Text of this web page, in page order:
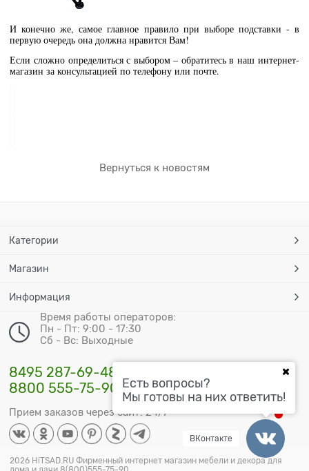
И конечно же, самое главное правило при выборе подставки - в
первую очередь она должна нравится Вам!
Если сложно определиться с выбором – обратитесь в наш интернет-
магазин за консультацией по телефону или почте.
Вернуться к новостям
Категории
Магазин
Информация
Время работы операторов:
Пн - Пт: 9:00 - 17:30
Сб - Вс: Выходные
8495 287-69-48
8800 555-75-90
Прием заказов через сайт: 24/7
2026 HiTSAD.RU Фирменный интернет магазин мебели и декора для
Есть вопросы?
Мы готовы на них ответить!
ВКонтакте